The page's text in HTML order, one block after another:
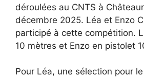
déroulées au CNTS à
décembre 2025. Léa et Enzo
participé à cette compétition.
10 mètres et Enzo en pistolet
Pour Léa, une sélection pour